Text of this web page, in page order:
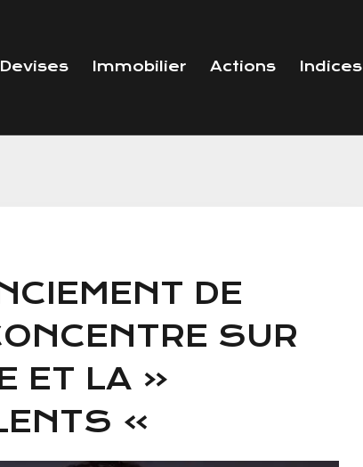
Devises Immobilier Actions Indices
DE
SUR
ET LA «
»